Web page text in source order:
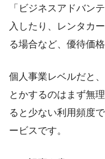
「ビジネスアドバン
入したり、レンタカ
る場合など、優待価
個人事業レベルだと
とかするのはまず無
ると少ない利用頻度
ービスです。